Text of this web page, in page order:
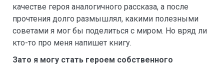
качестве героя аналогичного рассказа, а после
прочтения долго размышлял, какими полезными
советами я мог бы поделиться с миром. Но вряд ли
кто-то про меня напишет книгу.
Зато я могу стать героем собственного